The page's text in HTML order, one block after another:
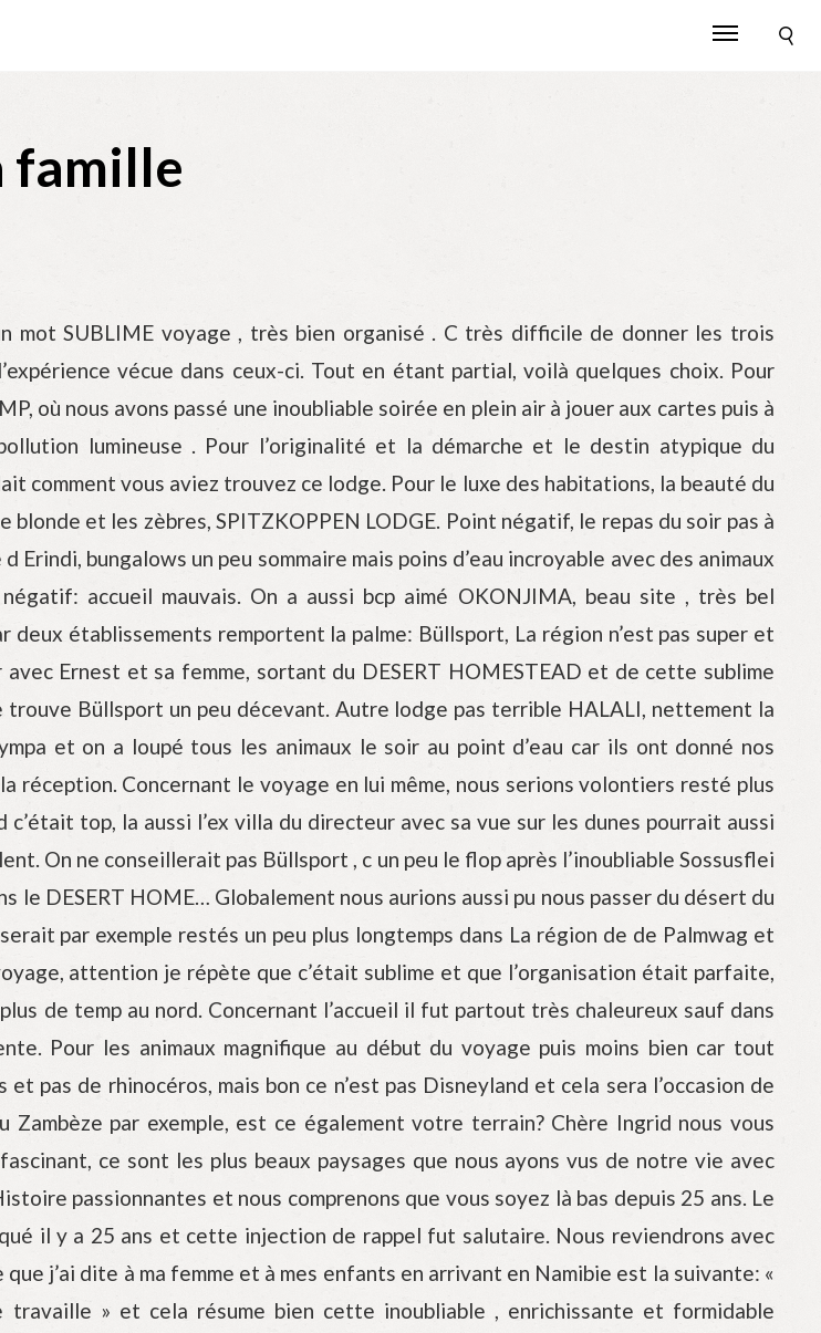
famille
mot SUBLIME voyage , très bien organisé . C très difficile de donner les trois
vécue dans ceux-ci. Tout en étant partial, voilà quelques choix. Pour
où nous avons passé une inoubliable soirée en plein air à jouer aux cartes puis à
lumineuse . Pour l’originalité et la démarche et le destin atypique du
comment vous aviez trouvez ce lodge. Pour le luxe des habitations, la beauté du
blonde et les zèbres, SPITZKOPPEN LODGE. Point négatif, le repas du soir pas à
bungalows un peu sommaire mais poins d’eau incroyable avec des animaux
accueil mauvais. On a aussi bcp aimé OKONJIMA, beau site , très bel
établissements remportent la palme: Büllsport, La région n’est pas super et
Ernest et sa femme, sortant du DESERT HOMESTEAD et de cette sublime
trouve Büllsport un peu décevant. Autre lodge pas terrible HALALI, nettement la
et on a loupé tous les animaux le soir au point d’eau car ils ont donné nos
réception. Concernant le voyage en lui même, nous serions volontiers resté plus
top, la aussi l’ex villa du directeur avec sa vue sur les dunes pourrait aussi
On ne conseillerait pas Büllsport , c un peu le flop après l’inoubliable Sossusflei
DESERT HOME… Globalement nous aurions aussi pu nous passer du désert du
par exemple restés un peu plus longtemps dans La région de de Palmwag et
attention je répète que c’était sublime et que l’organisation était parfaite,
de temp au nord. Concernant l’accueil il fut partout très chaleureux sauf dans
Pour les animaux magnifique au début du voyage puis moins bien car tout
pas de rhinocéros, mais bon ce n’est pas Disneyland et cela sera l’occasion de
par exemple, est ce également votre terrain? Chère Ingrid nous vous
ce sont les plus beaux paysages que nous ayons vus de notre vie avec
passionnantes et nous comprenons que vous soyez là bas depuis 25 ans. Le
il y a 25 ans et cette injection de rappel fut salutaire. Nous reviendrons avec
j’ai dite à ma femme et à mes enfants en arrivant en Namibie est la suivante: «
» et cela résume bien cette inoubliable , enrichissante et formidable